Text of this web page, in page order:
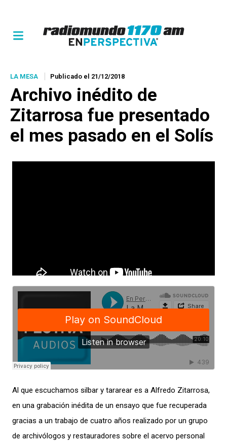
LA MESA Publicado el 21/12/2018
Archivo inédito de
Zitarrosa fue presentado
el mes pasado en el Solís
Al que escuchamos silbar y tararear es a Alfredo Zitarrosa,
en una grabación inédita de un ensayo que fue recuperada
gracias a un trabajo de cuatro años realizado por un grupo
de archivólogos y restauradores sobre el acervo personal